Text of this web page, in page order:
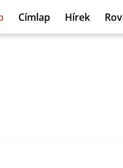
Címlap Hírek